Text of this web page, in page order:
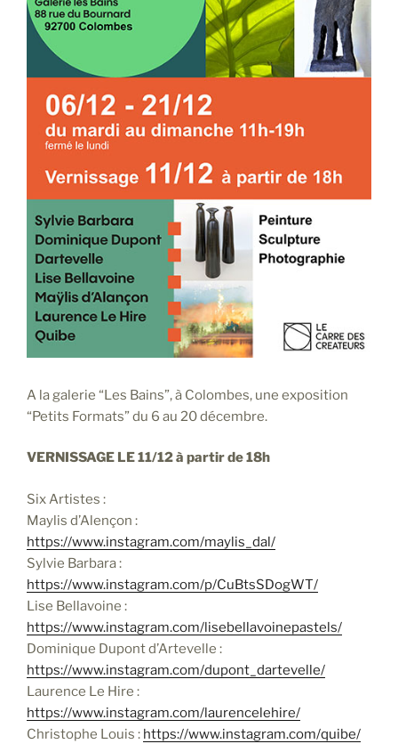
A la galerie “Les Bains”, à Colombes, une exposition
“Petits Formats” du 6 au 20 décembre.
VERNISSAGE LE 11/12 à partir de 18h
Six Artistes :
Maylis d’Alençon :
https://www.instagram.com/maylis_dal/
Sylvie Barbara :
https://www.instagram.com/p/CuBtsSDogWT/
Lise Bellavoine :
https://www.instagram.com/lisebellavoinepastels/
Dominique Dupont d’Artevelle :
https://www.instagram.com/dupont_dartevelle/
Laurence Le Hire :
https://www.instagram.com/laurencelehire/
Christophe Louis : https://www.instagram.com/quibe/